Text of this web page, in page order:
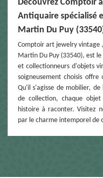
Découvrez Comptoir
Antiquaire spécialisé
Martin Du Puy
Comptoir art jewelry vintage
Martin Du Puy (33540), est
et collectionneurs d'objets
soigneusement choisis
Qu'il s'agisse de mobilier,
de collection, chaque
histoire à raconter. Visitez
par le charme intemporel de